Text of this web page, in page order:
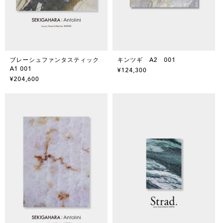
ブレーシュファンタスティック
A1 001
¥204,600
キンツギ A2 001
¥124,300